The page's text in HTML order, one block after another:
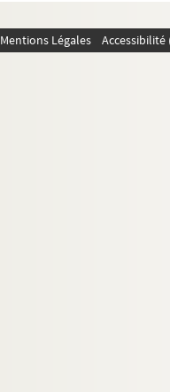
Mentions Légales